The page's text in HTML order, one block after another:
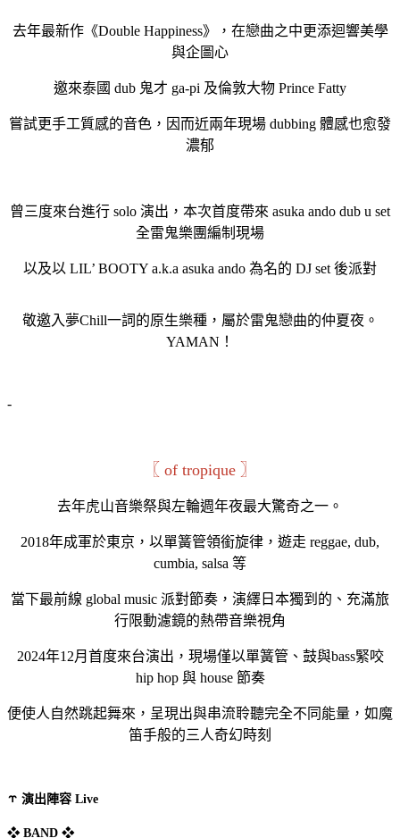
去年最新作《Double Happiness》，在戀曲之中更添迴響美學
與企圖心
邀來泰國 dub 鬼才 ga-pi 及倫敦大物 Prince Fatty
嘗試更手工質感的音色，因而近兩年現場 dubbing 體感也愈發
濃郁
曾三度來台進行 solo 演出，本次首度帶來 asuka ando dub u set
全雷鬼樂團編制現場
以及以 LIL’ BOOTY a.k.a asuka ando 為名的 DJ set 後派對
敬邀入夢Chill一詞的原生樂種，屬於雷鬼戀曲的仲夏夜。
YAMAN！
-
〖 of tropique 〗
去年虎山音樂祭與左輪週年夜最大驚奇之一。
2018年成軍於東京，以單簧管領銜旋律，遊走 reggae, dub,
cumbia, salsa 等
當下最前線 global music 派對節奏，演繹日本獨到的、充滿旅
行限動濾鏡的熱帶音樂視角
2024年12月首度來台演出，現場僅以單簧管、鼓與bass緊咬
hip hop 與 house 節奏
便使人自然跳起舞來，呈現出與串流聆聽完全不同能量，如魔
笛手般的三人奇幻時刻
⥾ 演出陣容 Live
❖ BAND ❖